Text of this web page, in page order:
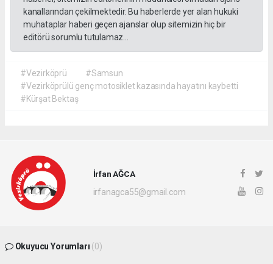
kanallarından çekilmektedir. Bu haberlerde yer alan hukuki
muhataplar haberi geçen ajanslar olup sitemizin hiç bir
editörü sorumlu tutulamaz...
#Vezirköprü
#Samsun
#Vezirköprülü genç motosiklet kazasında hayatını kaybetti
#Kürşat Bektaş
İrfan AĞCA
irfanagca55@gmail.com
Okuyucu Yorumları (0)